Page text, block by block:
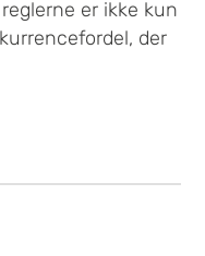
er ikke kun
der